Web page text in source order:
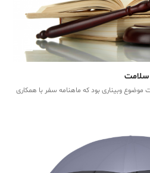
سلامت
وبیناری بود که ماهنامه سفر با همکاری